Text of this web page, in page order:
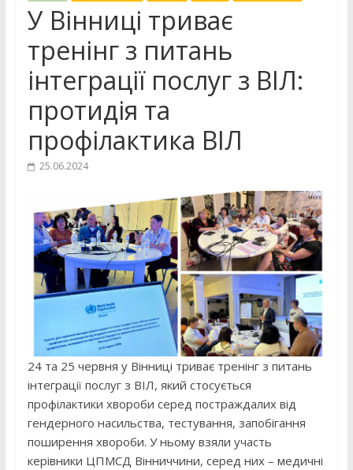
У Вінниці триває
тренінг з питань
інтеграції послуг з ВІЛ:
протидія та
профілактика ВІЛ
25.06.2024
24 та 25 червня у Вінниці триває тренінг з питань
інтеграції послуг з ВІЛ, який стосується
профілактики хвороби серед постраждалих від
гендерного насильства, тестування, запобігання
поширення хвороби. У ньому взяли участь
керівники ЦПМСД Вінниччини, серед них – медичні